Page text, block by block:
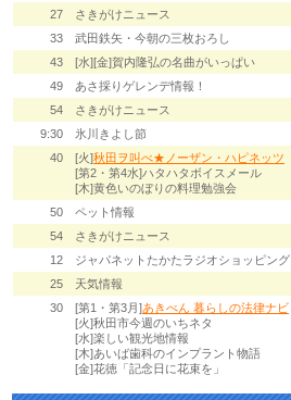
27
さきがけニュース
33
武田鉄矢・今朝の三枚おろし
43
[水][金]賀内隆弘の名曲がいっぱい
49
あさ採りゲレンデ情報！
54
さきがけニュース
9:30
氷川きよし節
40
[火]秋田ヲ叫べ★ノーザン・ハピネッツ
[第2・第4水]ハタハタボイスメール
[木]黄色いのぼりの料理勉強会
50
ペット情報
54
さきがけニュース
12
ジャパネットたかたラジオショッピング
25
天気情報
30
[第1・第3月]あきべん 暮らしの法律ナビ
[火]秋田市今週のいちネタ
[水]楽しい観光地情報
[木]あいば歯科のインプラント物語
[金]花徳「記念日に花束を」